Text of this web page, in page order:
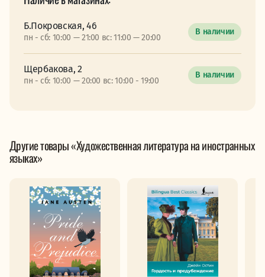
Б.Покровская, 46
пн - сб: 10:00 — 21:00 вс: 11:00 — 20:00
В наличии
Щербакова, 2
пн - сб: 10:00 — 20:00 вс: 10:00 - 19:00
В наличии
Другие товары «Художественная литература на иностранных
языках»